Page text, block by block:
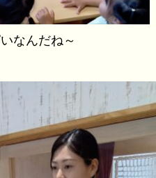
なんだね～